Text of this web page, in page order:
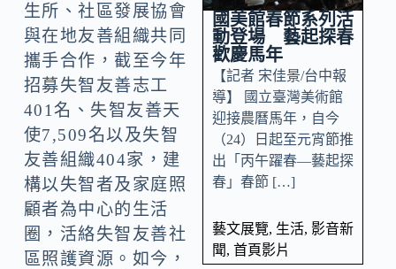
生所、社區發展協會
與在地友善組織共同
攜手合作，截至今年
招募失智友善志工
401名、失智友善天
使7,509名以及失智
友善組織404家，建
構以失智者及家庭照
顧者為中心的生活
圈，活絡失智友善社
區照護資源。如今，
國美館春節系列活
動登場 藝起探春
歡慶馬年
【記者 宋佳景/台中報
導】 國立臺灣美術館
迎接農曆馬年，自今
（24）日起至元宵節推
出「丙午躍春—藝起探
春」春節 […]
藝文展覽, 生活, 影音新
聞, 首頁影片